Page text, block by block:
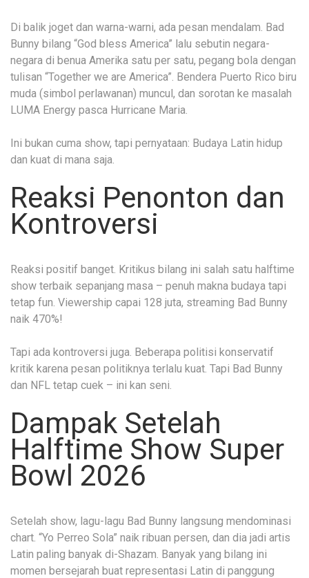
Di balik joget dan warna-warni, ada pesan mendalam. Bad
Bunny bilang “God bless America” lalu sebutin negara-
negara di benua Amerika satu per satu, pegang bola dengan
tulisan “Together we are America”. Bendera Puerto Rico biru
muda (simbol perlawanan) muncul, dan sorotan ke masalah
LUMA Energy pasca Hurricane Maria.
Ini bukan cuma show, tapi pernyataan: Budaya Latin hidup
dan kuat di mana saja.
Reaksi Penonton dan
Kontroversi
Reaksi positif banget. Kritikus bilang ini salah satu halftime
show terbaik sepanjang masa – penuh makna budaya tapi
tetap fun. Viewership capai 128 juta, streaming Bad Bunny
naik 470%!
Tapi ada kontroversi juga. Beberapa politisi konservatif
kritik karena pesan politiknya terlalu kuat. Tapi Bad Bunny
dan NFL tetap cuek – ini kan seni.
Dampak Setelah
Halftime Show Super
Bowl 2026
Setelah show, lagu-lagu Bad Bunny langsung mendominasi
chart. “Yo Perreo Sola” naik ribuan persen, dan dia jadi artis
Latin paling banyak di-Shazam. Banyak yang bilang ini
momen bersejarah buat representasi Latin di panggung